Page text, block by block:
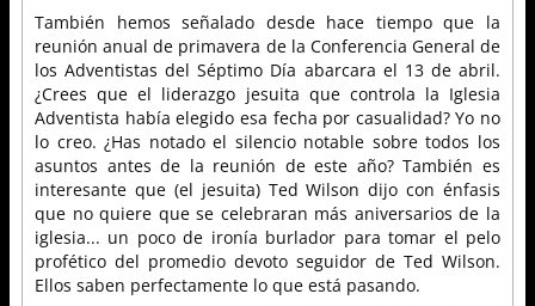
También hemos señalado desde hace tiempo que la
reunión anual de primavera de la Conferencia General de
los Adventistas del Séptimo Día abarcara el 13 de abril.
¿Crees que el liderazgo jesuita que controla la Iglesia
Adventista había elegido esa fecha por casualidad? Yo no
lo creo. ¿Has notado el silencio notable sobre todos los
asuntos antes de la reunión de este año? También es
interesante que (el jesuita) Ted Wilson dijo con énfasis
que no quiere que se celebraran más aniversarios de la
iglesia... un poco de ironía burlador para tomar el pelo
profético del promedio devoto seguidor de Ted Wilson.
Ellos saben perfectamente lo que está pasando.